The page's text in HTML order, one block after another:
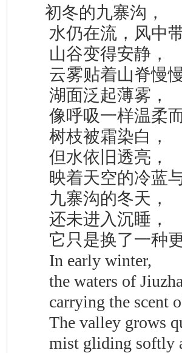
初冬的九寨沟，
水仍在流，风中带
山谷变得安静，
云雾贴着山脊慢慢
湖面泛起薄雾，
像呼吸一样温柔而
树枝被霜染白，
但水依旧透亮，
映着天空的冷蓝与
九寨沟的冬天，
还未进入沉睡，
它只是换了一种更
In early winter,
the waters of
carrying the scent
The valley grows
mist gliding softly